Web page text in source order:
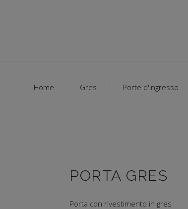
Home Gres Porte d'ingresso
PORTA GRES
Porta con rivestimento in gres